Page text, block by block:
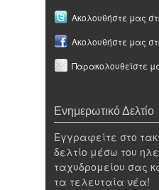
Ακολουθήστε μας
Ακολουθήστε μας
Παρακολουθείστε
Ενημερωτικό Δελτίο
Εγγραφείτε στο
δελτίο μέσω του
ταχυδρομείου σας
τα τελευταία νέα!